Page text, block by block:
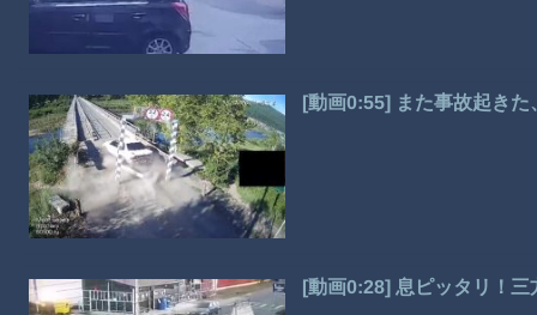
[動画0:55] また事故起き
[動画0:28] 息ピッタリ！三